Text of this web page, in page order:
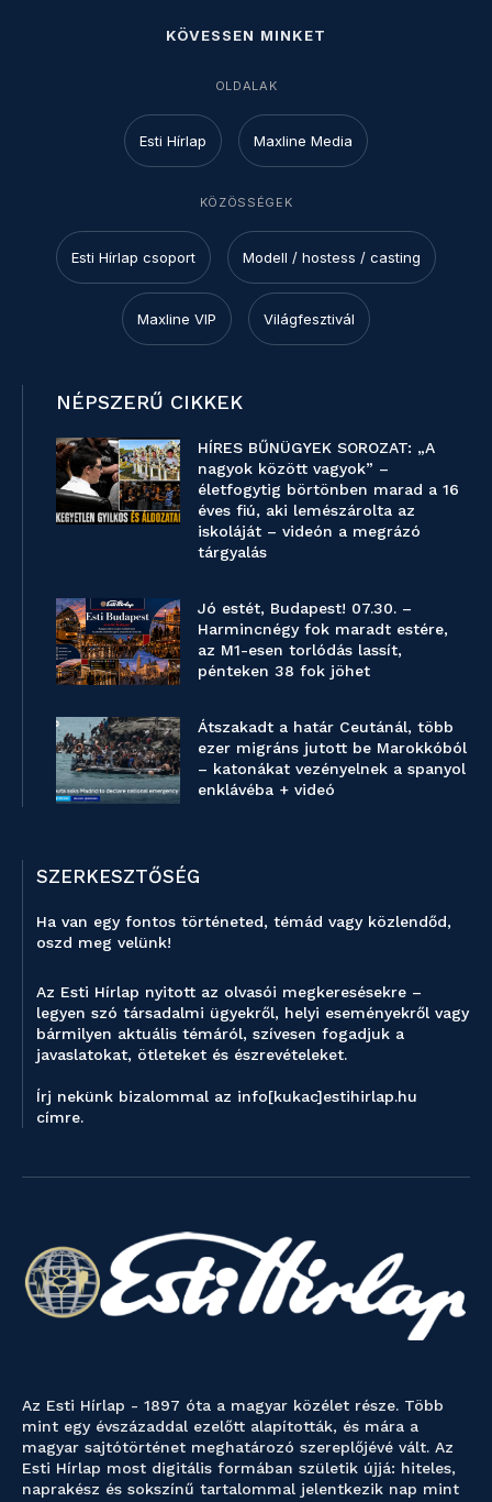
KÖVESSEN MINKET
OLDALAK
Esti Hírlap Maxline Media
KÖZÖSSÉGEK
Esti Hírlap csoport Modell / hostess / casting
Maxline VIP Világfesztivál
NÉPSZERŰ CIKKEK
HÍRES BŰNÜGYEK SOROZAT: „A
nagyok között vagyok” –
életfogytig börtönben marad a 16
éves fiú, aki lemészárolta az
iskoláját – videón a megrázó
tárgyalás
Jó estét, Budapest! 07.30. –
Harmincnégy fok maradt estére,
az M1-esen torlódás lassít,
pénteken 38 fok jöhet
Átszakadt a határ Ceutánál, több
ezer migráns jutott be Marokkóból
– katonákat vezényelnek a spanyol
enklávéba + videó
SZERKESZTŐSÉG
Ha van egy fontos történeted, témád vagy közlendőd,
oszd meg velünk!
Az Esti Hírlap nyitott az olvasói megkeresésekre –
legyen szó társadalmi ügyekről, helyi eseményekről vagy
bármilyen aktuális témáról, szívesen fogadjuk a
javaslatokat, ötleteket és észrevételeket.
Írj nekünk bizalommal az info[kukac]estihirlap.hu
címre.
Az Esti Hírlap - 1897 óta a magyar közélet része. Több
mint egy évszázaddal ezelőtt alapították, és mára a
magyar sajtótörténet meghatározó szereplőjévé vált. Az
Esti Hírlap most digitális formában születik újjá: hiteles,
naprakész és sokszínű tartalommal jelentkezik nap mint